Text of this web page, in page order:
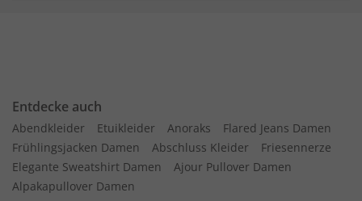
Entdecke auch
Abendkleider Etuikleider Anoraks
Flared Jeans Damen
Frühlingsjacken Damen
Abschluss Kleider
Friesennerze
Elegante Sweatshirt Damen
Ajour Pullover Damen
Alpakapullover Damen